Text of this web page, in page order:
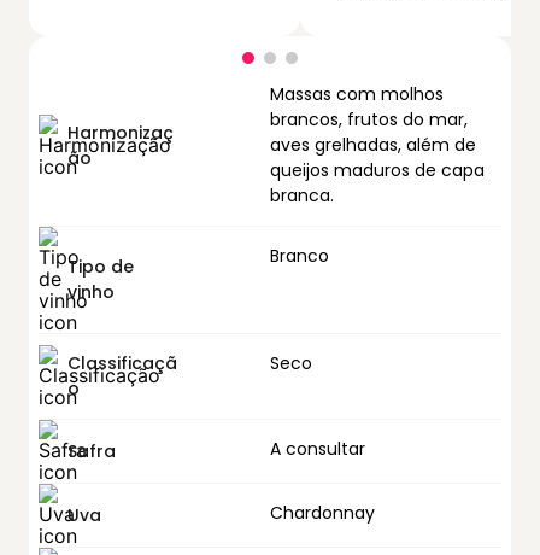
Harmonizaç
ão
Massas com molhos
brancos, frutos do mar,
aves grelhadas, além de
queijos maduros de capa
branca.
Tipo de
vinho
Branco
Classificaçã
o
Seco
Safra A consultar
Uva Chardonnay